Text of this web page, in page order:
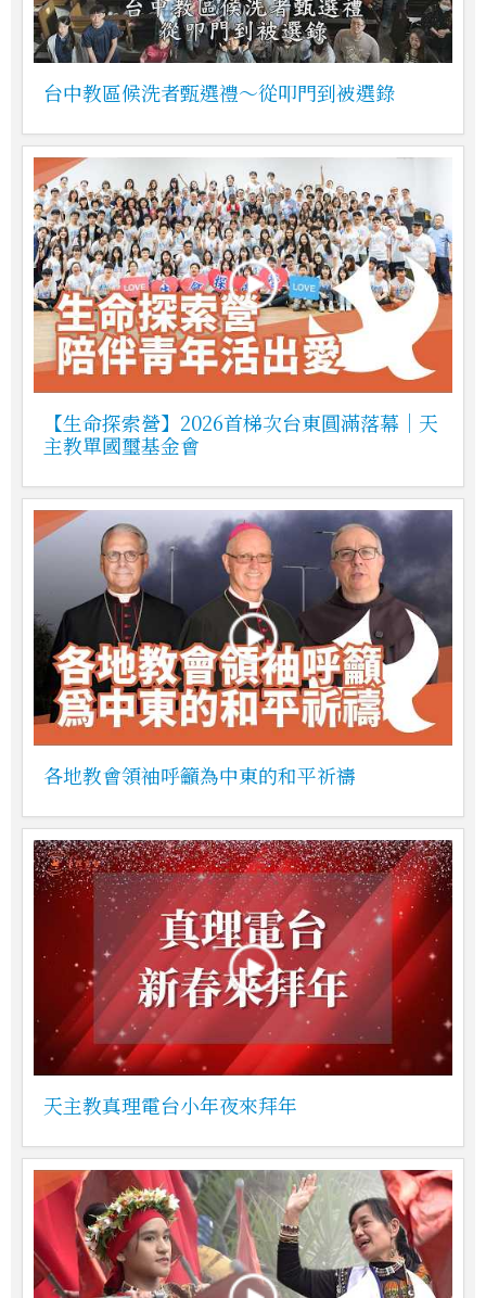
台中教區候洗者甄選禮～從叩門到被選錄
【生命探索營】2026首梯次台東圓滿落幕｜天
主教單國璽基金會
各地教會領袖呼籲為中東的和平祈禱
天主教真理電台小年夜來拜年